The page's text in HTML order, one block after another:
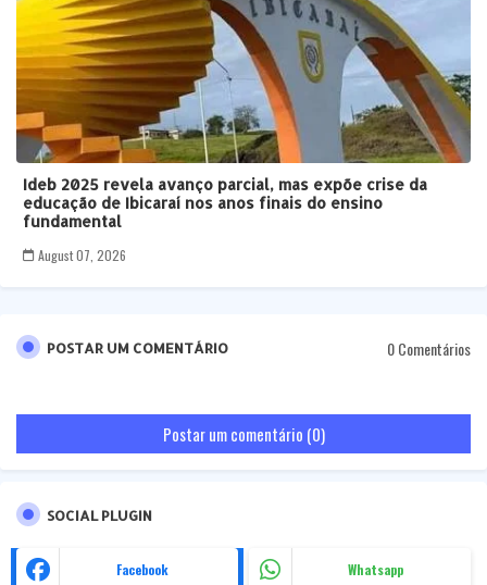
Ideb 2025 revela avanço parcial, mas expõe crise da
educação de Ibicaraí nos anos finais do ensino
fundamental
August 07, 2026
POSTAR UM COMENTÁRIO 0 Comentários
Postar um comentário (0)
SOCIAL PLUGIN
Facebook Whatsapp